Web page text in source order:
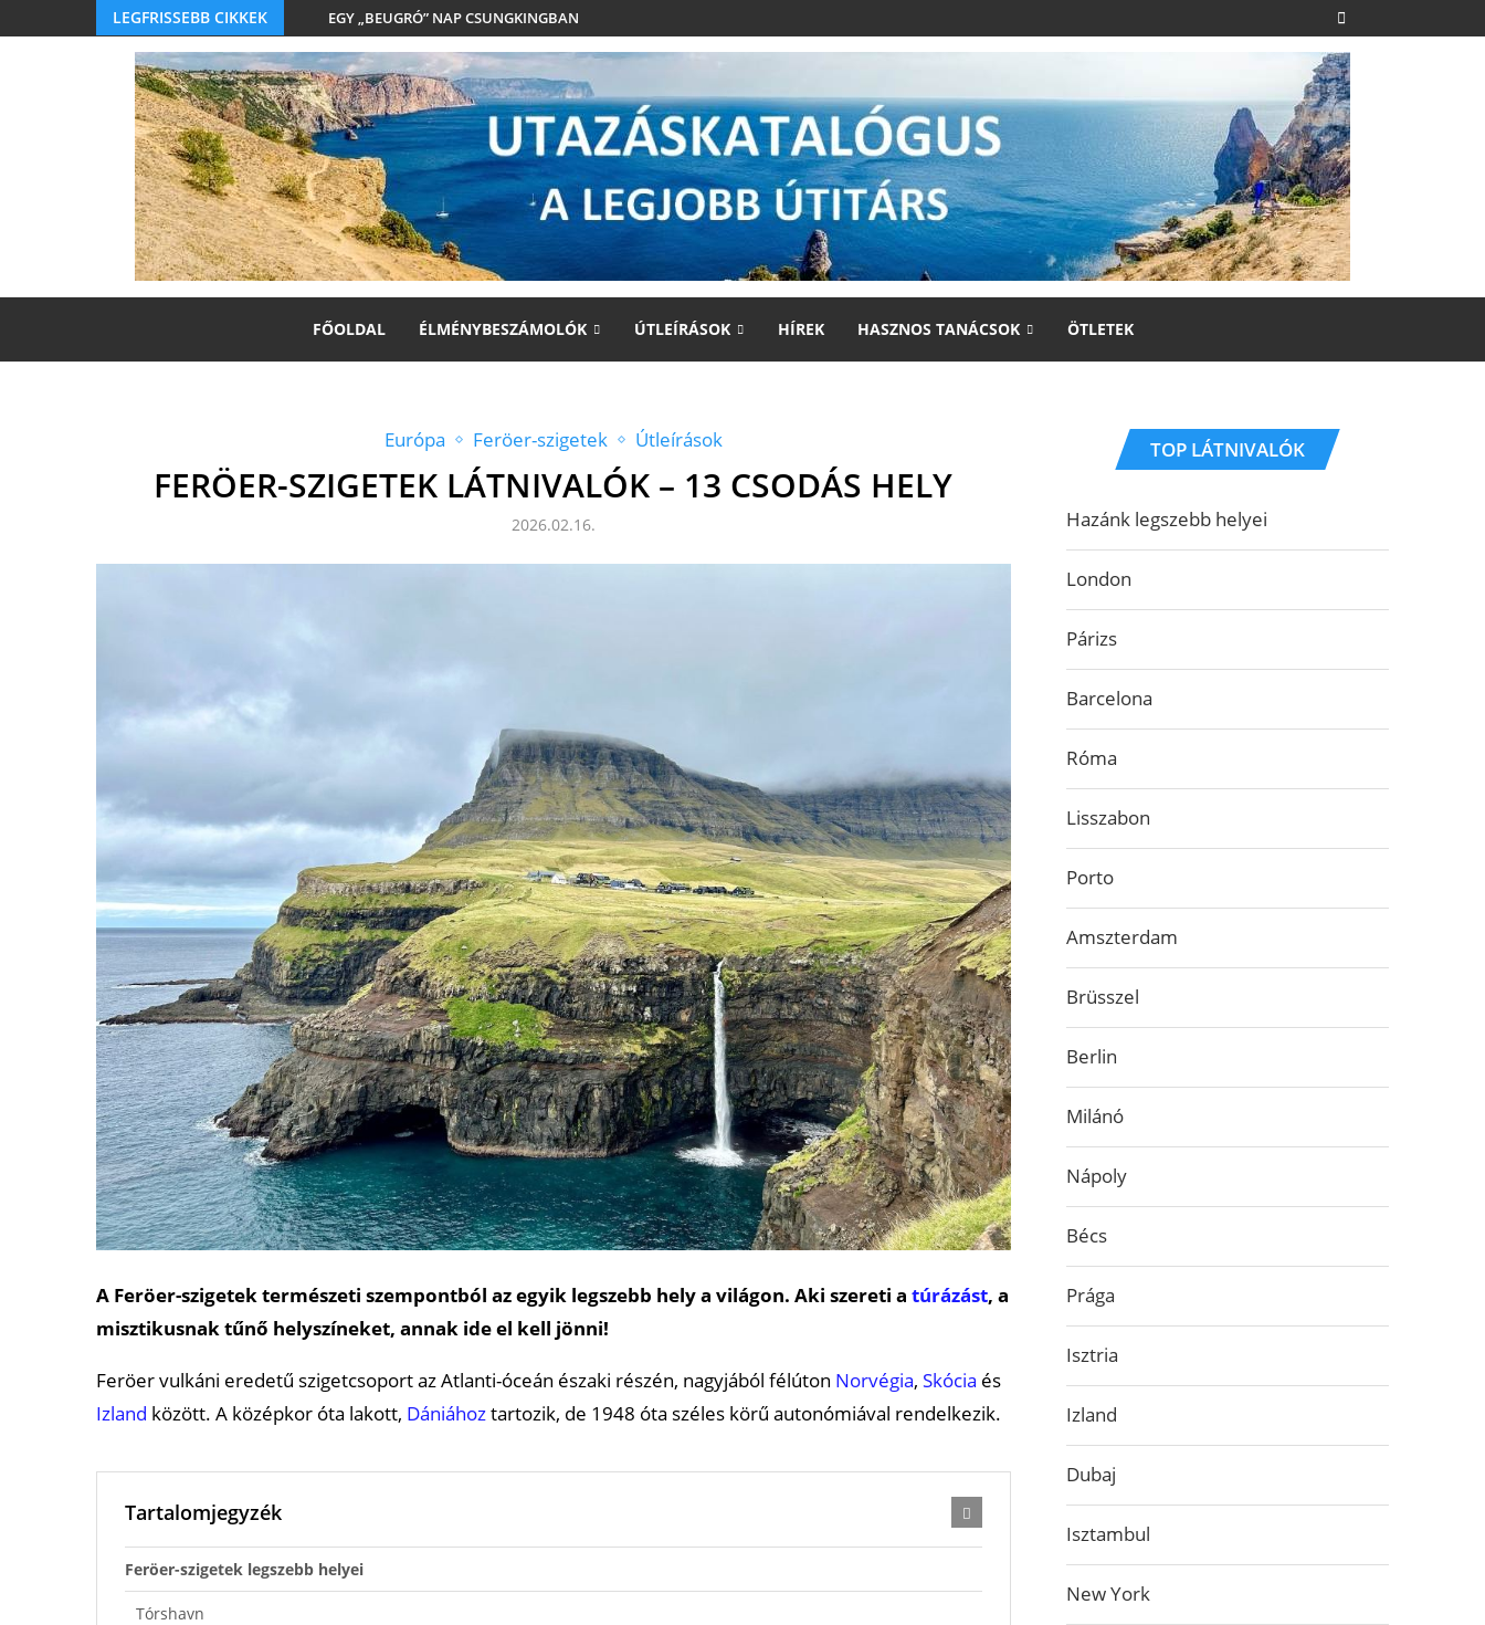
LEGFRISSEBB CIKKEK EGY „BEUGRÓ” NAP CSUNGKINGBAN
FŐOLDAL ÉLMÉNYBESZÁMOLÓK ÚTLEÍRÁSOK HÍREK HASZNOS TANÁCSOK ÖTLETEK
Európa Feröer-szigetek Útleírások
FERÖER-SZIGETEK LÁTNIVALÓK – 13 CSODÁS HELY
2026.02.16.
A Feröer-szigetek természeti szempontból az egyik legszebb hely a világon. Aki szereti a túrázást, a
misztikusnak tűnő helyszíneket, annak ide el kell jönni!
Feröer vulkáni eredetű szigetcsoport az Atlanti-óceán északi részén, nagyjából félúton Norvégia, Skócia és
Izland között. A középkor óta lakott, Dániáhoztartozik, de 1948 óta széles körű autonómiával rendelkezik.
Tartalomjegyzék
Feröer-szigetek legszebb helyei
Tórshavn
TOP LÁTNIVALÓK
Hazánk legszebb helyei
London
Párizs
Barcelona
Róma
Lisszabon
Porto
Amszterdam
Brüsszel
Berlin
Milánó
Nápoly
Bécs
Prága
Isztria
Izland
Dubaj
Isztambul
New York